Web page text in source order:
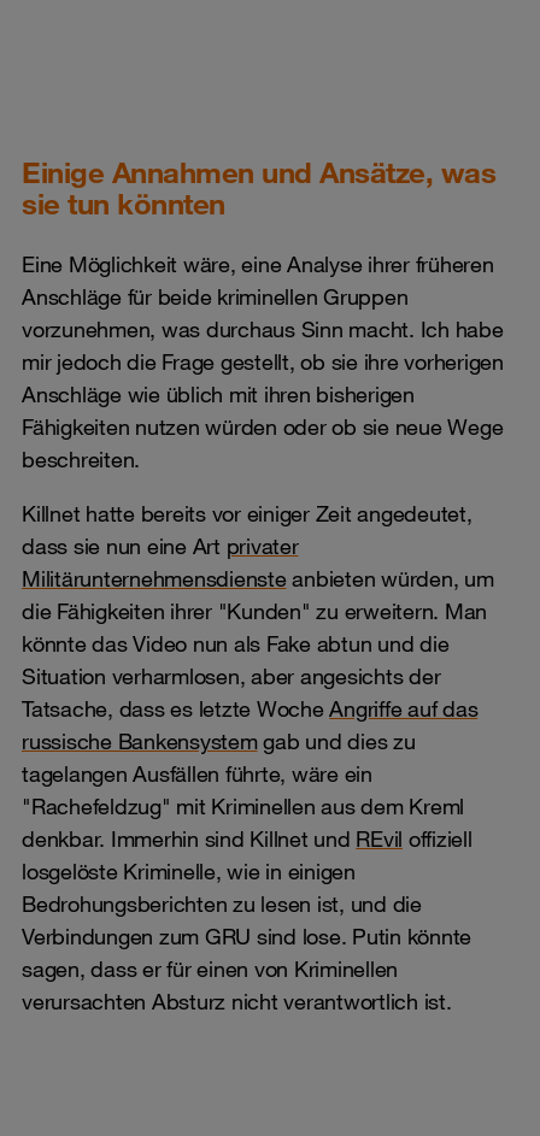
Einige Annahmen und Ansätze, was
sie tun könnten
Eine Möglichkeit wäre, eine Analyse ihrer früheren
Anschläge für beide kriminellen Gruppen
vorzunehmen, was durchaus Sinn macht. Ich habe
mir jedoch die Frage gestellt, ob sie ihre vorherigen
Anschläge wie üblich mit ihren bisherigen
Fähigkeiten nutzen würden oder ob sie neue Wege
beschreiten.
Killnet hatte bereits vor einiger Zeit angedeutet,
dass sie nun eine Art privater
Militärunternehmensdiensteanbieten würden, um
die Fähigkeiten ihrer "Kunden" zu erweitern. Man
könnte das Video nun als Fake abtun und die
Situation verharmlosen, aber angesichts der
Tatsache, dass es letzte WocheAngriffe auf das
russische Bankensystemgab und dies zu
tagelangen Ausfällen führte, wäre ein
"Rachefeldzug" mit Kriminellen aus dem Kreml
denkbar. Immerhin sind Killnet und REvil offiziell
losgelöste Kriminelle, wie in einigen
Bedrohungsberichten zu lesen ist, und die
Verbindungen zum GRU sind lose. Putin könnte
sagen, dass er für einen von Kriminellen
verursachten Absturz nicht verantwortlich ist.